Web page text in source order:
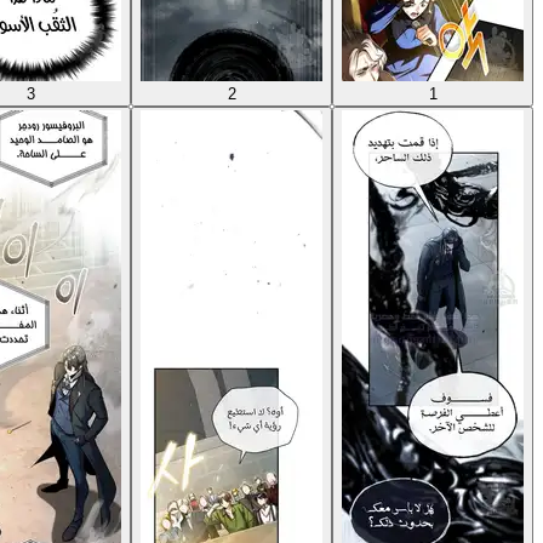
1
2
3